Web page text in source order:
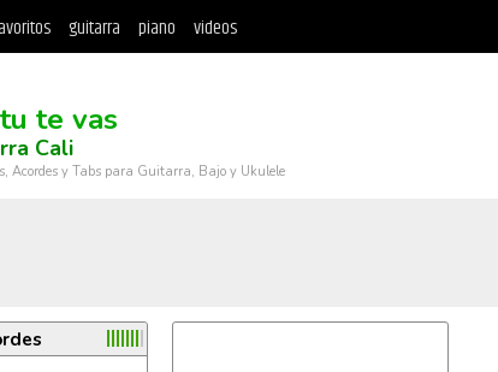
guitarra piano videos
te vas
Cali
Acordes y Tabs para Guitarra, Bajo y Ukulele